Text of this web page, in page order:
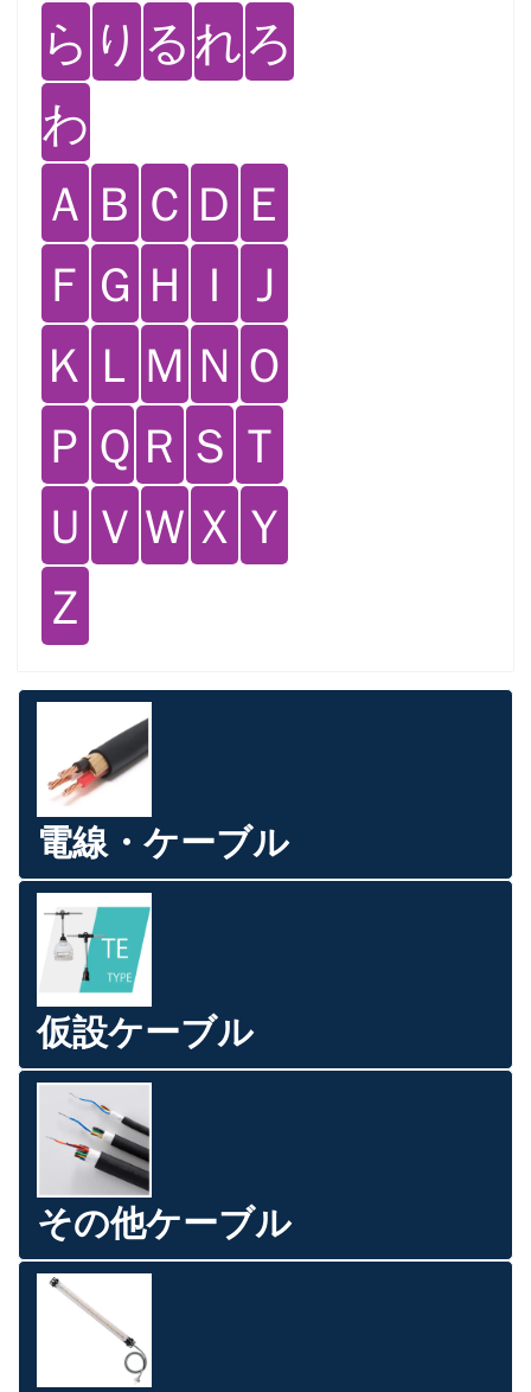
ら り るれろ
わ
Ａ Ｂ Ｃ Ｄ Ｅ
Ｆ Ｇ Ｈ Ｉ Ｊ
Ｋ Ｌ Ｍ Ｎ Ｏ
Ｐ Ｑ Ｒ Ｓ Ｔ
Ｕ Ｖ Ｗ Ｘ Ｙ
Ｚ
電線・ケーブル
仮設ケーブル
その他ケーブル